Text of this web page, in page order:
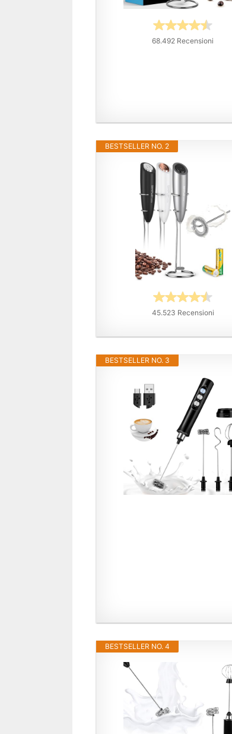
68.492 Recensioni
BESTSELLER NO. 2
45.523 Recensioni
BESTSELLER NO. 3
BESTSELLER NO. 4